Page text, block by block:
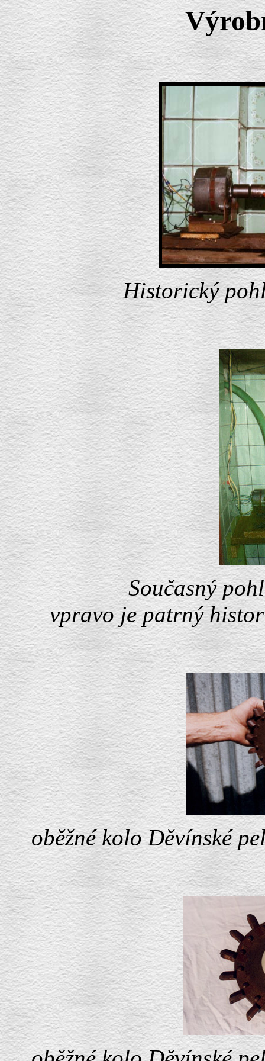
Historický
Současný
vpravo je patrný
oběžné kolo Děvínské